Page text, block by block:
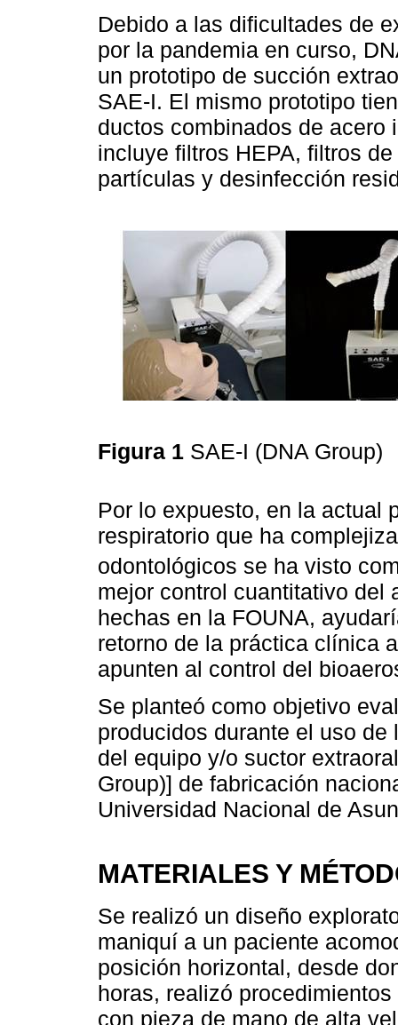
Debido a las dificultades de
por la pandemia en curso,
un prototipo de succión
SAE-I. El mismo prototipo
ductos combinados de acero
incluye filtros HEPA, filtros
partículas y desinfección
Figura 1 SAE-I (DNA Group)
Por lo expuesto, en la actual
respiratorio que ha
odontológicos se ha visto
mejor control cuantitativo del
hechas en la FOUNA,
retorno de la práctica clínica
apunten al control del
Se planteó como objetivo
producidos durante el uso
del equipo y/o suctor
Group)] de fabricación
Universidad Nacional de
MATERIALES Y
Se realizó un diseño
maniquí a un paciente
posición horizontal, desde
horas, realizó
con pieza de mano de alta